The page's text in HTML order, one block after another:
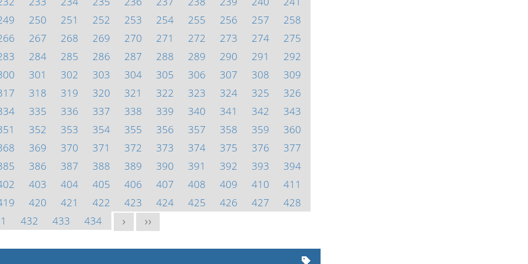
250 251 252 253 254 255 256 257
258
267 268 269 270 271 272 273 274
275
284 285 286 287 288 289 290 291
292
301 302 303 304 305 306 307 308
309
318 319 320 321 322 323 324 325
326
335 336 337 338 339 340 341 342
343
352 353 354 355 356 357 358 359
360
369 370 371 372 373 374 375 376
377
386 387 388 389 390 391 392 393
394
403 404 405 406 407 408 409 410
411
420 421 422 423 424 425 426 427
428
432 433 434 > >>